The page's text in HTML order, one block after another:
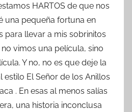
HARTOS de que nos
una pequeña fortuna en
para llevar a mis sobrinitos
vimos una película, sino
Y no, no es que deje la
estilo El Señor de los Anillos
. En esas al menos salías
una historia inconclusa